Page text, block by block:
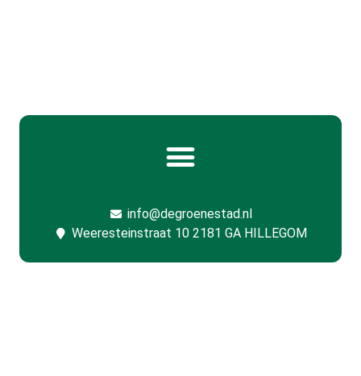
info@degroenestad.nl
Weeresteinstraat 10 2181 GA HILLEGOM